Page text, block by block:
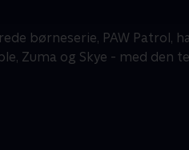
børneserie, PAW Patrol,
Zuma og Skye - med den